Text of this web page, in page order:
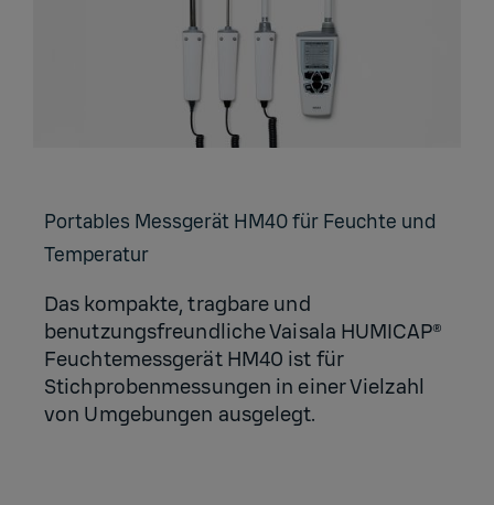
Por­ta­bles Mess­ge­rät HM40 für Feuch­te und
Tem­pe­ra­tur
Das kompakte, tragbare und
benutzungsfreundliche Vaisala HUMICAP®
Feuchtemessgerät HM40 ist für
Stichprobenmessungen in einer Vielzahl
von Umgebungen ausgelegt.